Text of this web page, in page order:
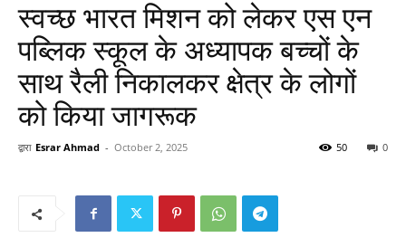
स्वच्छ भारत मिशन को लेकर एस एन
पब्लिक स्कूल के अध्यापक बच्चों के
साथ रैली निकालकर क्षेत्र के लोगों
को किया जागरूक
द्वारा Esrar Ahmad - October 2, 2025 0
50